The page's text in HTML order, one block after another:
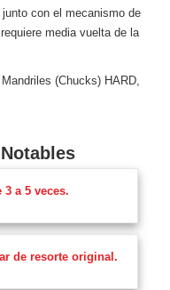
con el mecanismo de
media vuelta de la
(Chucks) HARD,
a 5 veces.
de resorte original.